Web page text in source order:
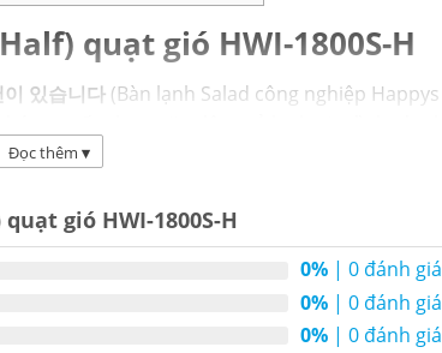
quạt gió HWI-1800S-H
있습니다 (Bàn lạnh Salad công nghiệp Happys
nước thành tủ và không bị bám tuyết … nên
Đọc thêm ▾
gió HWI-1800S-H
0% | 0 đánh giá
0% | 0 đánh giá
0% | 0 đánh giá